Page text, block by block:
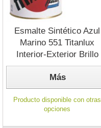
Esmalte Sintético Azul
Marino 551 Titanlux
Interior-Exterior Brillo
Más
Producto disponible con otras
opciones